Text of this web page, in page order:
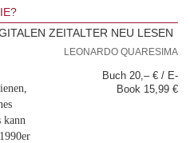
ZEITALTER NEU LESEN
kann
LEONARDO QUARESIMA
Buch 20,– € / E-
Book 15,99 €